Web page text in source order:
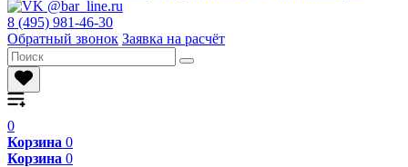
8 (495) 981-46-30
Обратный звонок Заявка на расчёт
0
Корзина 0
Корзина 0